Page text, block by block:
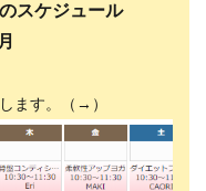
スケジュール
ます。（→）